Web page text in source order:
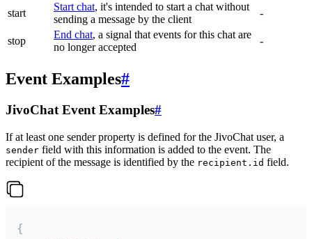
start
Start chat, it's intended to start a chat without
sending a message by the client
-
stop
End chat, a signal that events for this chat are
no longer accepted
-
Event Examples#
JivoChat Event Examples#
If at least one sender property is defined for the JivoChat user, a
sender field with this information is added to the event. The
recipient of the message is identified by the recipient.id field.
{